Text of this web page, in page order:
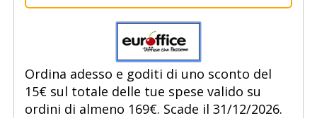
Ordina adesso e goditi di uno sconto del
15€ sul totale delle tue spese valido su
ordini di almeno 169€. Scade il 31/12/2026.